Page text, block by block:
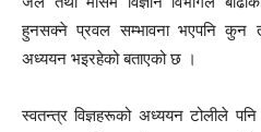
हुनसक्ने प्रवल सम्भावना भएपनि कुन
अध्ययन भइरहेको बताएको छ ।
स्वतन्त्र विज्ञहरूको अध्ययन टोलीले